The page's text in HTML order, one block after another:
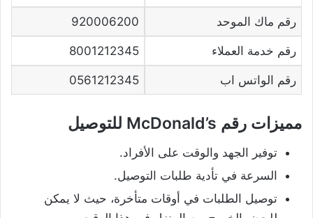
رقم ماك الموحد 920006200
رقم خدمة العملاء 8001212345
رقم الواتس اب 0561212345
مميزات رقم McDonald’s للتوصيل
توفير الجهد والوقت على الأفراد.
السرعة في تأدية طلبات التوصيل.
توصيل الطلبات في أوقات متأخرة، حيث لا يمكن